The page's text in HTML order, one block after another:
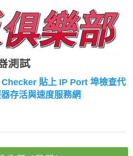
測試
貼上 IP Port 埠檢查代
存活與速度服務網